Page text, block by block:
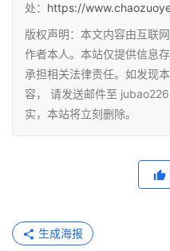
处： https://
版权声明：本文内容由互联
作者本人。本站仅提供信息
承担相关法律责任。如发现
容， 请发送邮件至
实，本站将立刻删除。
生成海报